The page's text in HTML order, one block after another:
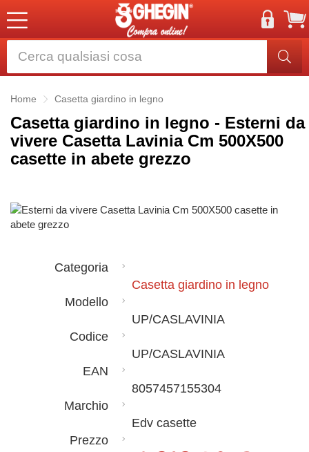
Home Casetta giardino in legno
Casetta giardino in legno - Esterni da
vivere Casetta Lavinia Cm 500X500
casette in abete grezzo
Categoria
Casetta giardino in legno
Modello
UP/CASLAVINIA
Codice
UP/CASLAVINIA
EAN
8057457155304
Marchio
Edv casette
Prezzo